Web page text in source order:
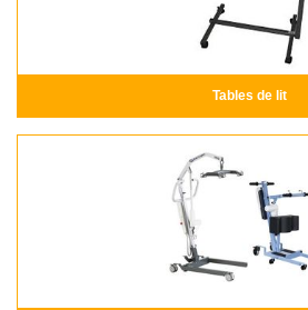
Tables de lit